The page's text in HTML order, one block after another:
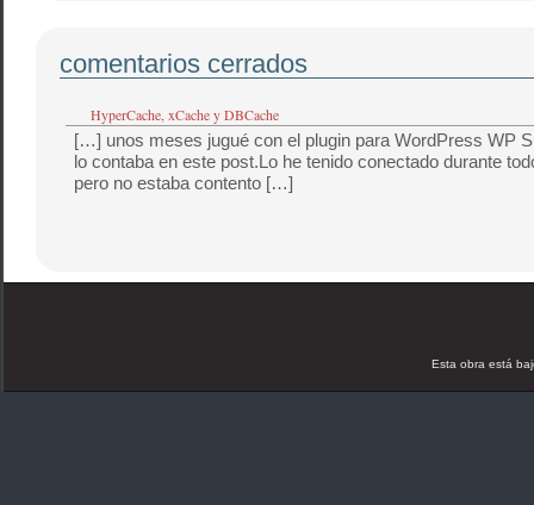
comentarios cerrados
HyperCache, xCache y DBCache
[…] unos meses jugué con el plugin para WordPress WP
lo contaba en este post.Lo he tenido conectado durante
pero no estaba contento […]
Esta obra está